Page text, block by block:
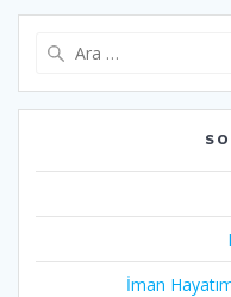
İman